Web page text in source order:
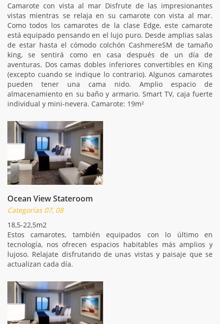
Camarote con vista al mar Disfrute de las impresionantes
vistas mientras se relaja en su camarote con vista al mar.
Como todos los camarotes de la clase Edge, este camarote
está equipado pensando en el lujo puro. Desde amplias salas
de estar hasta el cómodo colchón CashmereSM de tamaño
king, se sentirá como en casa después de un día de
aventuras. Dos camas dobles inferiores convertibles en King
(excepto cuando se indique lo contrario). Algunos camarotes
pueden tener una cama nido. Amplio espacio de
almacenamiento en su baño y armario. Smart TV, caja fuerte
individual y mini-nevera. Camarote: 19m²
Ocean View Stateroom
Categorías 07, 08
18,5-22,5m2
Estos camarotes, también equipados con lo último en
tecnología, nos ofrecen espacios habitables más amplios y
lujoso. Relajate disfrutando de unas vistas y paisaje que se
actualizan cada día.